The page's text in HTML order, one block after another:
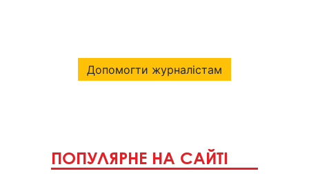
Допомогти журналістам
ПОПУЛЯРНЕ НА САЙТІ